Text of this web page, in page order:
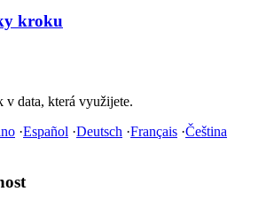
kroku
v data, která využijete.
·Español ·Deutsch ·Français ·Čeština